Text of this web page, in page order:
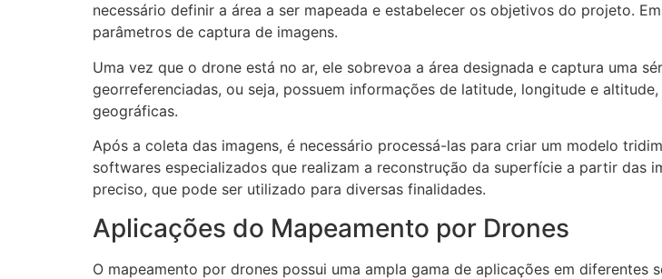
necessário definir a área a ser mapeada e estabelecer os objetivos do projeto.
parâmetros de captura de imagens.
Uma vez que o drone está no ar, ele sobrevoa a área designada e captura uma
georreferenciadas, ou seja, possuem informações de latitude, longitude e
geográficas.
Após a coleta das imagens, é necessário processá-las para criar um modelo
softwares especializados que realizam a reconstrução da superfície a partir das
preciso, que pode ser utilizado para diversas finalidades.
Aplicações do Mapeamento por Drones
O mapeamento por drones possui uma ampla gama de aplicações em